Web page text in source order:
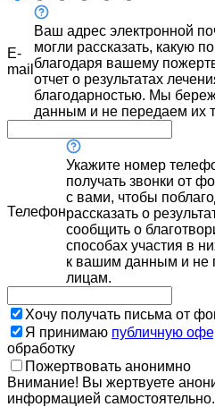
E-
mail
Ваш адрес электронной
могли рассказать, какую
благодаря вашему
отчет о результатах
благодарностью. Мы
данным и не передаем их
Телефон
Укажите номер
получать звонки от
с вами, чтобы
рассказать о
сообщить о
способах участия в
к вашим данным и не
лицам.
Хочу получать письма от
Я принимаю публичную
обработку
Пожертвовать анонимно
Внимание! Вы жертвуете
информацией самостоятельно.